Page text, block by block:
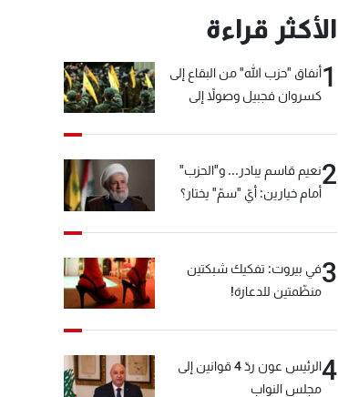
الأكثر قراءة
1أنفاق "حزب الله" من البقاع إلى
كسروان فجبيل وصولاً إلى
2نعيم قاسم يبادر... و"الحزب"
أمام خيارين: أيّ "سمّ" يختار؟
3في بيروت: تفكيك شبكتين
منظّمتين للدعارة!
4
الرئيس عون ردّ 4 قوانين إلى
مجلس النواب